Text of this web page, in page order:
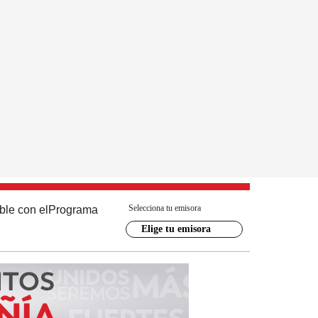
con el Programa Selecciona tu emisora
Elige tu emisora